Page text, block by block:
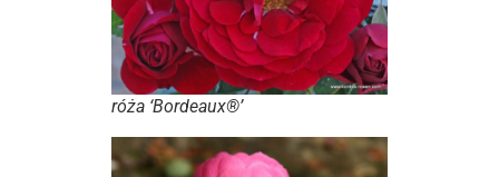
róża ‘Bordeaux®’